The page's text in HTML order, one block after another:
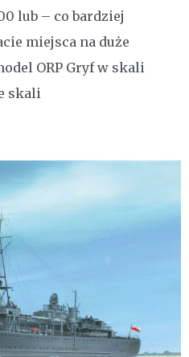
lub – co bardziej
miejsca na duże
ORP Gryf w skali
skali